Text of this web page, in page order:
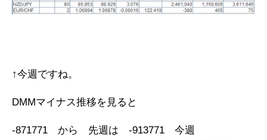
↑今週ですね。
DMMマイナス推移を見ると
-871771 から 先週は -913771 今週